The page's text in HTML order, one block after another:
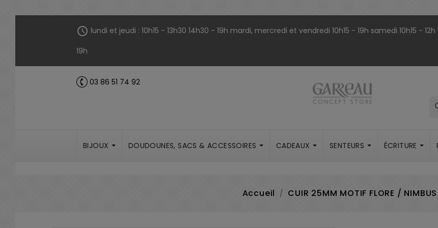
schedule lundi et jeudi : 10h15 - 13h30 14h30 - 19h mardi, mercredi et vendredi 10h15 - 19h samedi 10h15 - 12h
19h
call 03 86 51 74 92
BIJOUX DOUDOUNES, SACS & ACCESSOIRES CADEAUX SENTEURS ÉCRITURE
Accueil CUIR 25MM MOTIF FLORE / NIMBUS